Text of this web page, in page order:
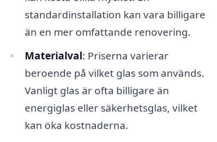
standardinstallation kan vara billigare
än en mer omfattande renovering.
Materialval: Priserna varierar
beroende på vilket glas som används.
Vanligt glas är ofta billigare än
energiglas eller säkerhetsglas, vilket
kan öka kostnaderna.